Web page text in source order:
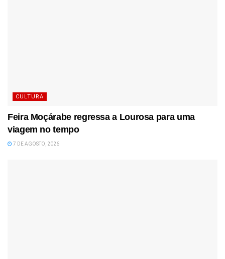
CULTURA
Feira Moçárabe regressa a Lourosa para uma
viagem no tempo
7 DE AGOSTO, 2026